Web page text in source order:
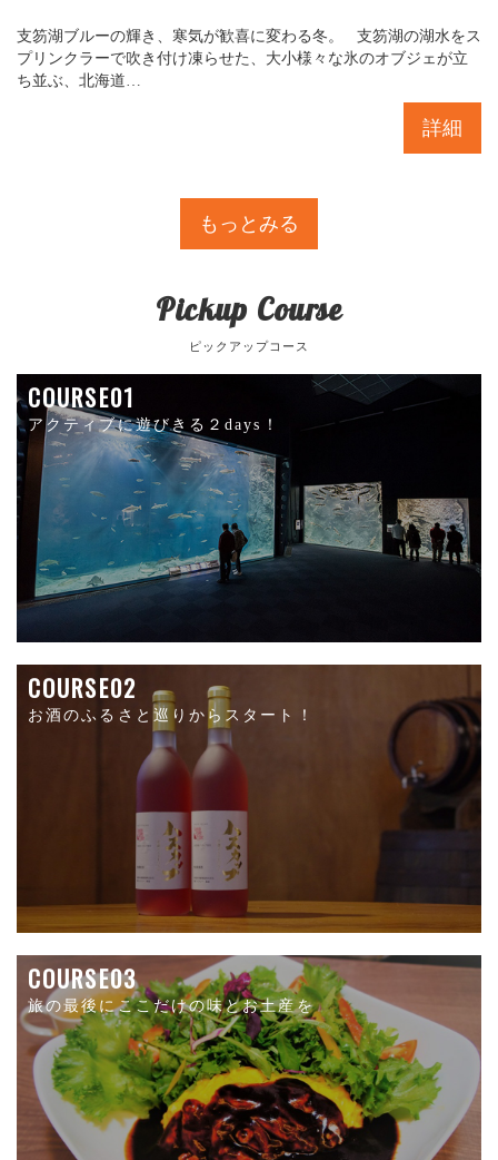
支笏湖ブルーの輝き、寒気が歓喜に変わる冬。 支笏湖の湖水をス
プリンクラーで吹き付け凍らせた、大小様々な氷のオブジェが立
ち並ぶ、北海道…
詳細
もっとみる
Pickup Course
ピックアップコース
COURSE01
アクティブに遊びきる２days！
COURSE02
お酒のふるさと巡りからスタート！
COURSE03
旅の最後にここだけの味とお土産を